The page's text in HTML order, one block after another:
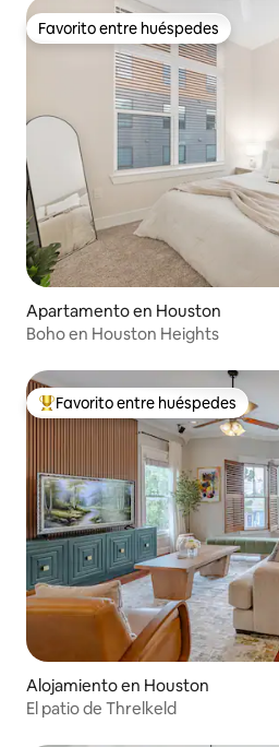
Favorito entre huéspedes
Favorito entre huéspedes
Apartamento en Houston
Boho en Houston Heights
Favorito entre huéspedes preferido
Favorito entre huéspedes
Alojamiento en Houston
El patio de Threlkeld